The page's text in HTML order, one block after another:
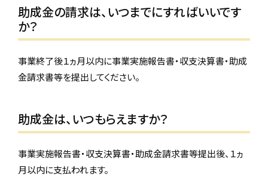
助成金の請求は、いつまでにすればいいです
か？
事業終了後１ヵ月以内に事業実施報告書・収支決算書・助成
金請求書等を提出してください。
助成金は、いつもらえますか？
事業実施報告書・収支決算書・助成金請求書等提出後、１ヵ
月以内に支払われます。